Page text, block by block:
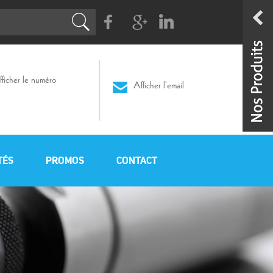
Facebook
G+ Linkedin
le numéro
Afficher l'email
PROMOS CONTACT